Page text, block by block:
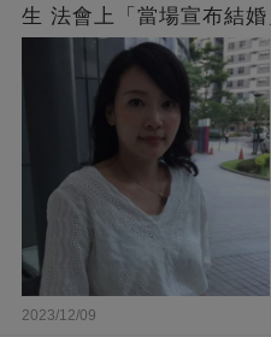
生 法會上「當場宣布結
2023/12/09